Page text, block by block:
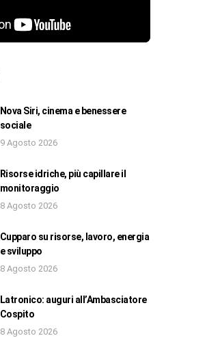
Nova Siri, cinema e benessere
sociale
9 Agosto 2026
Risorse idriche, più capillare il
monitoraggio
8 Agosto 2026
Cupparo su risorse, lavoro, energia
e sviluppo
8 Agosto 2026
Latronico: auguri all’Ambasciatore
Cospito
8 Agosto 2026